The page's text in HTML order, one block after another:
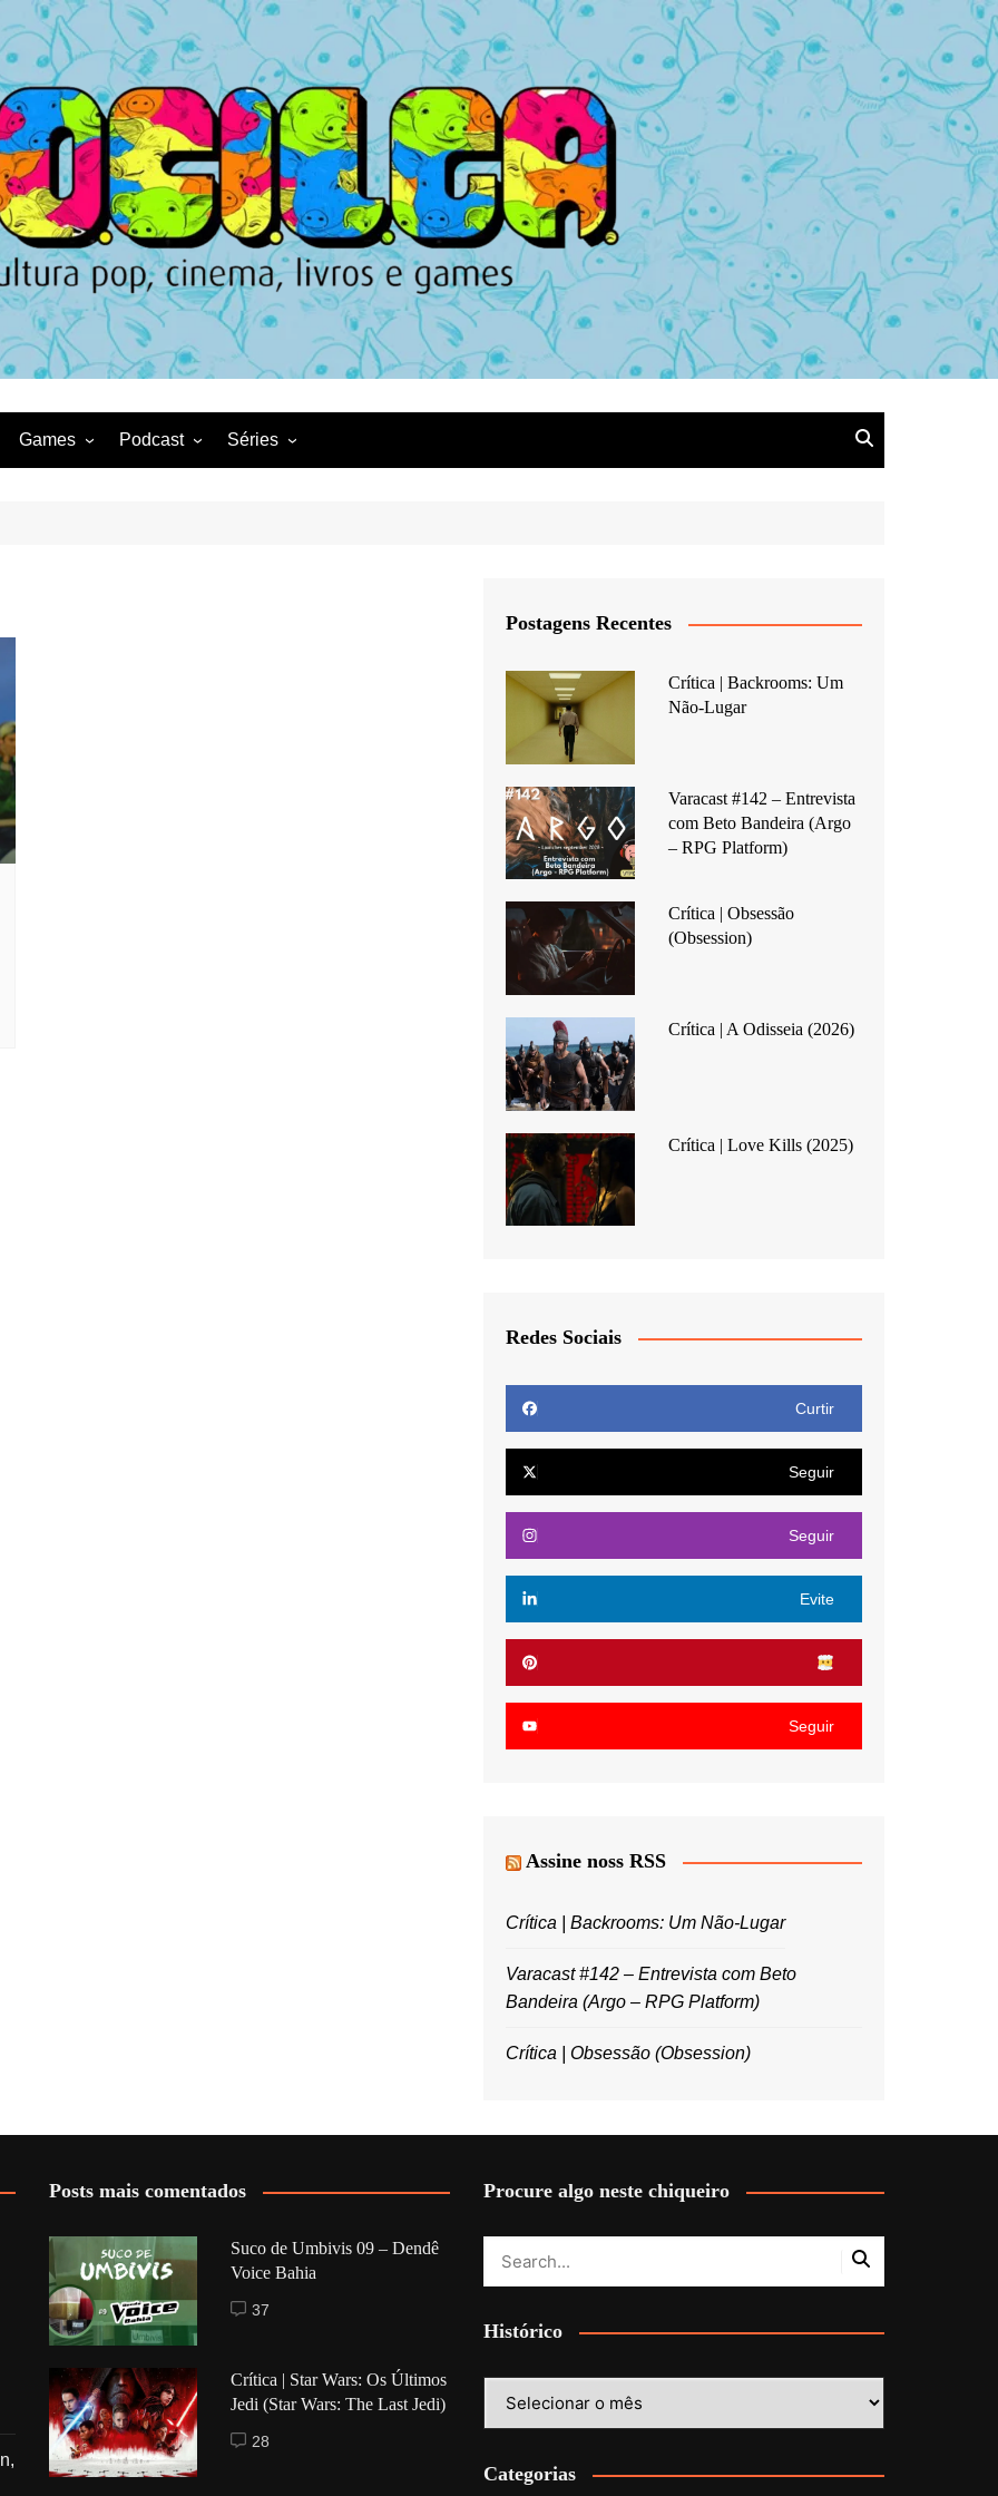
Games Podcast Séries
Postagens Recentes
Crítica | Backrooms: Um
Não-Lugar
Varacast #142 – Entrevista
com Beto Bandeira (Argo
– RPG Platform)
Crítica | Obsessão
(Obsession)
Crítica | A Odisseia (2026)
Crítica | Love Kills (2025)
Redes Sociais
Curtir
Seguir
Seguir
Evite
Seguir
Assine noss RSS
Crítica | Backrooms: Um Não-Lugar
Varacast #142 – Entrevista com Beto
Bandeira (Argo – RPG Platform)
Crítica | Obsessão (Obsession)
Posts mais comentados
Suco de Umbivis 09 – Dendê
Voice Bahia
37
Crítica | Star Wars: Os Últimos
Jedi (Star Wars: The Last Jedi)
28
Procure algo neste chiqueiro
Histórico
Categorias